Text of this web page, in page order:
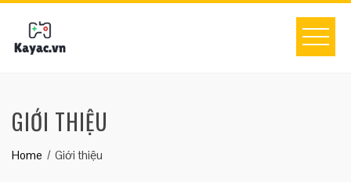
content
GIỚI THIỆU
Home Giới thiệu